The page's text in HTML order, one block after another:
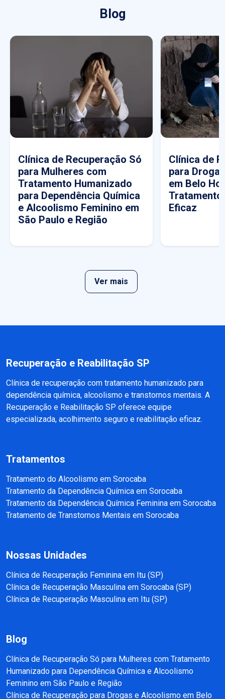
Blog
Clínica de Recuperação Só
para Mulheres com
Tratamento Humanizado
para Dependência Química
e Alcoolismo Feminino em
São Paulo e Região
Clínica de
para
em Belo
Tratamento
Eficaz
Ver mais
Recuperação e Reabilitação SP
Clínica de recuperação com tratamento humanizado para
dependência química, alcoolismo e transtornos mentais. A
Recuperação e Reabilitação SP oferece equipe
especializada, acolhimento seguro e reabilitação eficaz.
Tratamentos
Tratamento do Alcoolismo em Sorocaba
Tratamento da Dependência Química em Sorocaba
Tratamento da Dependência Química Feminina em Sorocaba
Tratamento de Transtornos Mentais em Sorocaba
Nossas Unidades
Clínica de Recuperação Feminina em Itu (SP)
Clínica de Recuperação Masculina em Sorocaba (SP)
Clínica de Recuperação Masculina em Itu (SP)
Blog
Clínica de Recuperação Só para Mulheres com Tratamento
Humanizado para Dependência Química e Alcoolismo
Feminino em São Paulo e Região
Clínica de Recuperação para Drogas e Alcoolismo em Belo